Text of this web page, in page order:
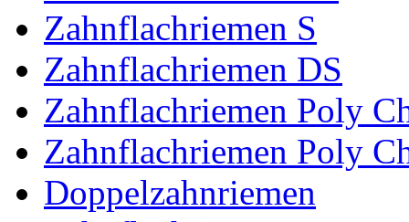
Zahnflachriemen S
Zahnflachriemen DS
Zahnflachriemen Poly
Zahnflachriemen Poly
Doppelzahnriemen